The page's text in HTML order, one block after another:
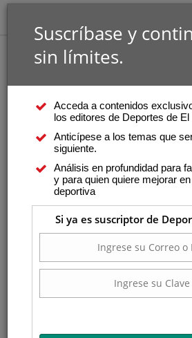
Suscríbase y
sin límites.
Acceda a contenidos
los editores de Deportes de
Anticípese a los temas que
siguiente.
Análisis en profundidad para
y para quien quiere mejorar
deportiva
Si ya es suscriptor de